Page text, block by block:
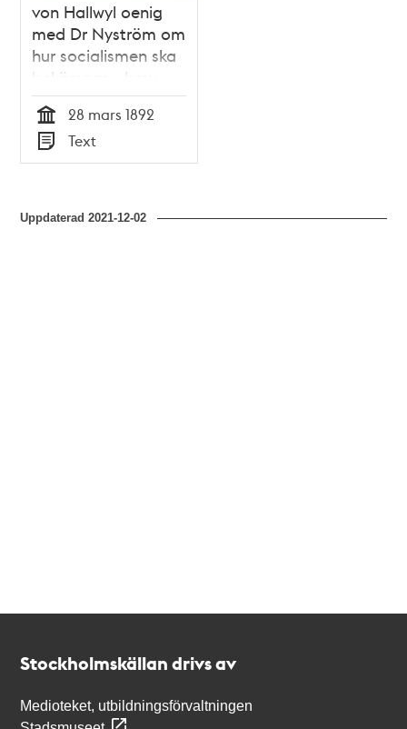
von Hallwyl oenig
med Dr Nyström om
hur socialismen ska
bekämpas - brev
1892
Tid
28 mars 1892
Typ
Text
Uppdaterad2021-12-02
Stockholmskällan drivs av
Medioteket, utbildningsförvaltningen